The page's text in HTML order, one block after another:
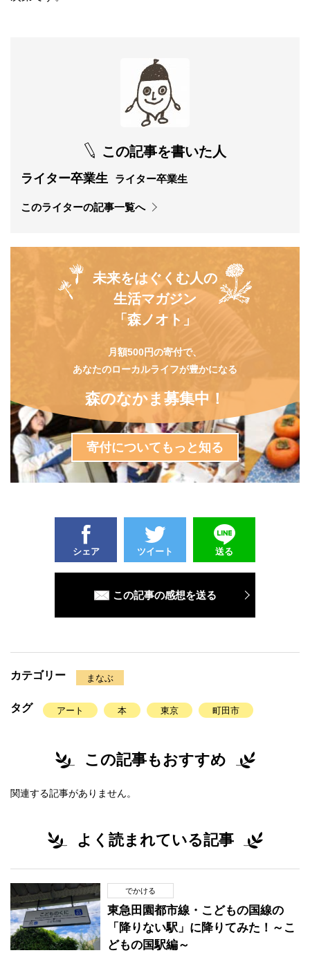
この記事を書いた人
ライター卒業生 ライター卒業生
このライターの記事一覧へ
未来をはぐくむ人の
生活マガジン
「森ノオト」
月額500円の寄付で、
あなたのローカルライフが豊かになる
森のなかま募集中！
寄付についてもっと知る
シェア ツイート 送る
この記事の感想を送る
カテゴリー まなぶ
タグ アート 本 東京 町田市
この記事もおすすめ
関連する記事がありません。
よく読まれている記事
でかける
東急田園都市線・こどもの国線の
「降りない駅」に降りてみた！～こ
どもの国駅編～